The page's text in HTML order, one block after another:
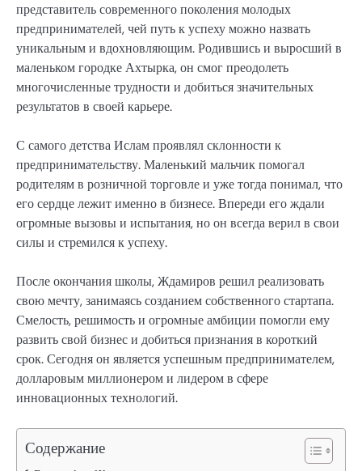
представитель современного поколения молодых
предпринимателей, чей путь к успеху можно назвать
уникальным и вдохновляющим. Родившись и выросший в
маленьком городке Ахтырка, он смог преодолеть
многочисленные трудности и добиться значительных
результатов в своей карьере.
С самого детства Ислам проявлял склонности к
предпринимательству. Маленький мальчик помогал
родителям в розничной торговле и уже тогда понимал, что
его сердце лежит именно в бизнесе. Впереди его ждали
огромные вызовы и испытания, но он всегда верил в свои
силы и стремился к успеху.
После окончания школы, Ждамиров решил реализовать
свою мечту, занимаясь созданием собственного стартапа.
Смелость, решимость и огромные амбиции помогли ему
развить свой бизнес и добиться признания в короткий
срок. Сегодня он является успешным предпринимателем,
долларовым миллионером и лидером в сфере
инновационных технологий.
Содержание